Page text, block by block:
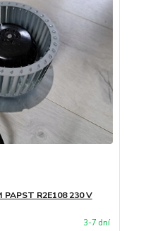
R2E108 230 V
3-7 dní